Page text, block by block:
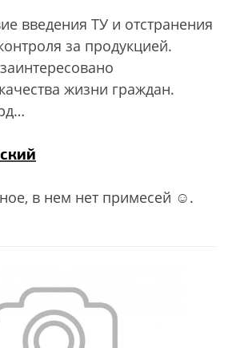
введения ТУ и отстранения
за продукцией.
жизни граждан.
в нем нет примесей ☺.